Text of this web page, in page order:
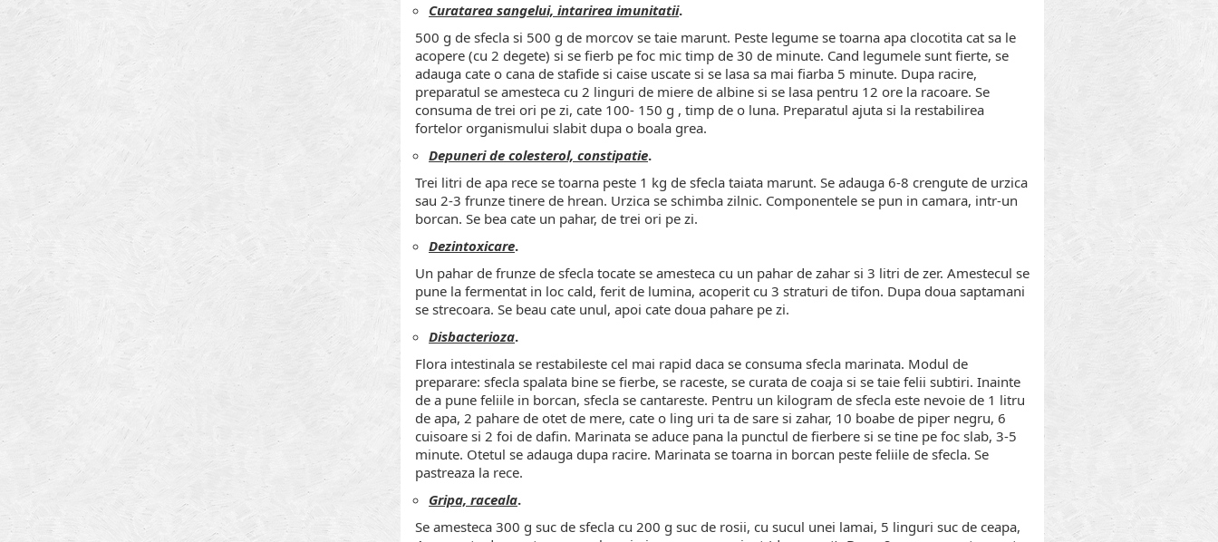
Curatarea sangelui, intarirea imunitatii.
500 g de sfecla si 500 g de morcov se taie marunt. Peste legume se toarna apa clocotita cat sa le
acopere (cu 2 degete) si se fierb pe foc mic timp de 30 de minute. Cand legumele sunt fierte, se
adauga cate o cana de stafide si caise uscate si se lasa sa mai fiarba 5 minute. Dupa racire,
preparatul se amesteca cu 2 linguri de miere de albine si se lasa pentru 12 ore la racoare. Se
consuma de trei ori pe zi, cate 100- 150 g , timp de o luna. Preparatul ajuta si la restabilirea
fortelor organismului slabit dupa o boala grea.
Depuneri de colesterol, constipatie.
Trei litri de apa rece se toarna peste 1 kg de sfecla taiata marunt. Se adauga 6-8 crengute de urzica
sau 2-3 frunze tinere de hrean. Urzica se schimba zilnic. Componentele se pun in camara, intr-un
borcan. Se bea cate un pahar, de trei ori pe zi.
Dezintoxicare.
Un pahar de frunze de sfecla tocate se amesteca cu un pahar de zahar si 3 litri de zer. Amestecul se
pune la fermentat in loc cald, ferit de lumina, acoperit cu 3 straturi de tifon. Dupa doua saptamani
se strecoara. Se beau cate unul, apoi cate doua pahare pe zi.
Disbacterioza.
Flora intestinala se restabileste cel mai rapid daca se consuma sfecla marinata. Modul de
preparare: sfecla spalata bine se fierbe, se raceste, se curata de coaja si se taie felii subtiri. Inainte
de a pune feliile in borcan, sfecla se cantareste. Pentru un kilogram de sfecla este nevoie de 1 litru
de apa, 2 pahare de otet de mere, cate o ling uri ta de sare si zahar, 10 boabe de piper negru, 6
cuisoare si 2 foi de dafin. Marinata se aduce pana la punctul de fierbere si se tine pe foc slab, 3-5
minute. Otetul se adauga dupa racire. Marinata se toarna in borcan peste feliile de sfecla. Se
pastreaza la rece.
Gripa, raceala.
Se amesteca 300 g suc de sfecla cu 200 g suc de rosii, cu sucul unei lamai, 5 linguri suc de ceapa,